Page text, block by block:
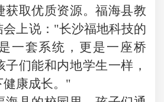
获取优质资源。福海县教
上说："长沙福地科技的
一套系统，更是一座桥
们能和内地学生一样，
康成长。"